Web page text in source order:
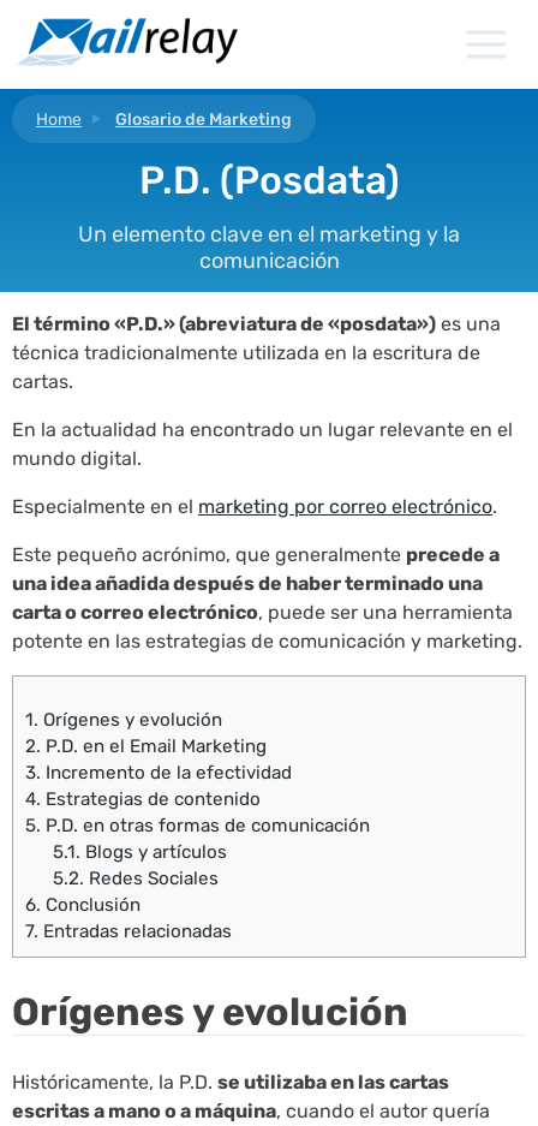
contenido
Home Glosario de Marketing
P.D. (Posdata)
Un elemento clave en el marketing y la
comunicación
El término «P.D.» (abreviatura de «posdata») es una
técnica tradicionalmente utilizada en la escritura de
cartas.
En la actualidad ha encontrado un lugar relevante en el
mundo digital.
Especialmente en el marketing por correo electrónico.
Este pequeño acrónimo, que generalmente precede a
una idea añadida después de haber terminado una
carta o correo electrónico, puede ser una herramienta
potente en las estrategias de comunicación y marketing.
1. Orígenes y evolución
2. P.D. en el Email Marketing
3. Incremento de la efectividad
4. Estrategias de contenido
5. P.D. en otras formas de comunicación
5.1. Blogs y artículos
5.2. Redes Sociales
6. Conclusión
7. Entradas relacionadas
Orígenes y evolución
Históricamente, la P.D. se utilizaba en las cartas
escritas a mano o a máquina, cuando el autor quería